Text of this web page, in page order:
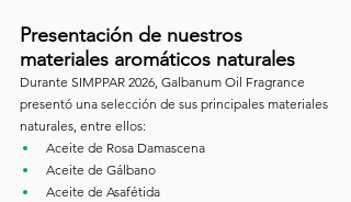
Presentación de nuestros
materiales aromáticos naturales
Durante SIMPPAR 2026, Galbanum Oil Fragrance
presentó una selección de sus principales materiales
naturales, entre ellos:
Aceite de Rosa Damascena
Aceite de Gálbano
Aceite de Asafétida